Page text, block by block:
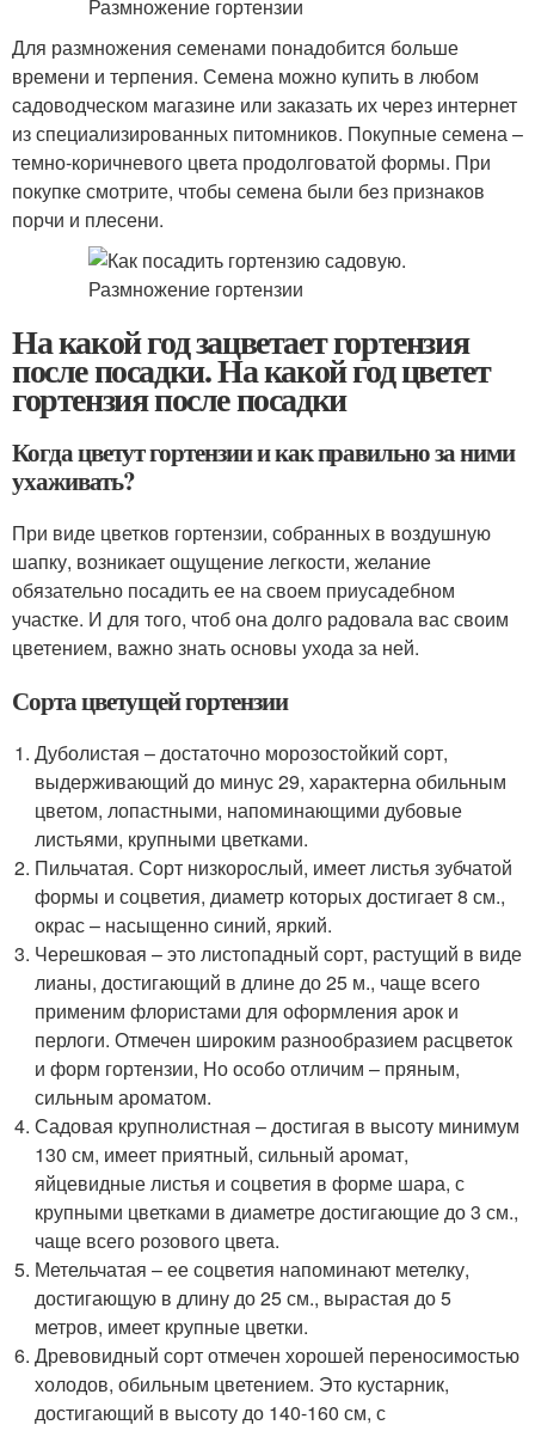
Для размножения семенами понадобится больше
времени и терпения. Семена можно купить в любом
садоводческом магазине или заказать их через интернет
из специализированных питомников. Покупные семена –
темно-коричневого цвета продолговатой формы. При
покупке смотрите, чтобы семена были без признаков
порчи и плесени.
На какой год зацветает гортензия
после посадки. На какой год цветет
гортензия после посадки
Когда цветут гортензии и как правильно за ними
ухаживать?
При виде цветков гортензии, собранных в воздушную
шапку, возникает ощущение легкости, желание
обязательно посадить ее на своем приусадебном
участке. И для того, чтоб она долго радовала вас своим
цветением, важно знать основы ухода за ней.
Сорта цветущей гортензии
Дуболистая – достаточно морозостойкий сорт,
выдерживающий до минус 29, характерна обильным
цветом, лопастными, напоминающими дубовые
листьями, крупными цветками.
Пильчатая. Сорт низкорослый, имеет листья зубчатой
формы и соцветия, диаметр которых достигает 8 см.,
окрас – насыщенно синий, яркий.
Черешковая – это листопадный сорт, растущий в виде
лианы, достигающий в длине до 25 м., чаще всего
применим флористами для оформления арок и
перлоги. Отмечен широким разнообразием расцветок
и форм гортензии, Но особо отличим – пряным,
сильным ароматом.
Садовая крупнолистная – достигая в высоту минимум
130 см, имеет приятный, сильный аромат,
яйцевидные листья и соцветия в форме шара, с
крупными цветками в диаметре достигающие до 3 см.,
чаще всего розового цвета.
Метельчатая – ее соцветия напоминают метелку,
достигающую в длину до 25 см., вырастая до 5
метров, имеет крупные цветки.
Древовидный сорт отмечен хорошей переносимостью
холодов, обильным цветением. Это кустарник,
достигающий в высоту до 140-160 см, с